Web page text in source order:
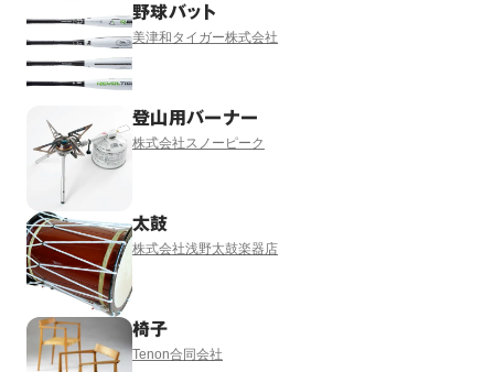
野球バット
美津和タイガー株式会社
登山用バーナー
株式会社スノーピーク
太鼓
株式会社浅野太鼓楽器店
椅子
Tenon合同会社